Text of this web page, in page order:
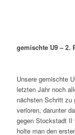
gemischte U9 – 2.
Unsere gemischte
letzten Jahr noch
nächsten Schritt zu
verloren, darunter
gegen Stockstadt II
holte man den